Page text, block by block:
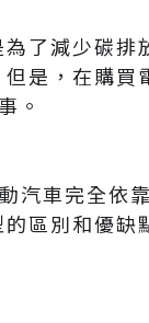
了減少碳排
是，在購買
。
汽車完全依
區別和優缺